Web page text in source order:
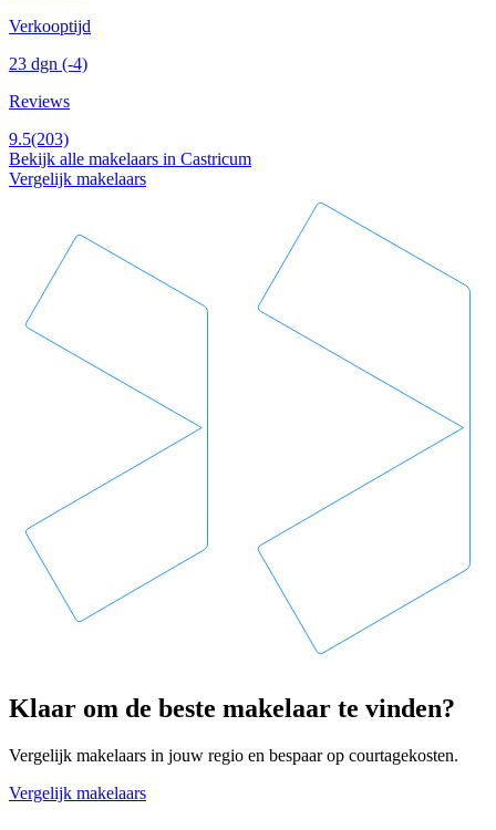
Verkooptijd
23 dgn (-4)
Reviews
9.5(203)
Bekijk alle makelaars in Castricum
Vergelijk makelaars
Klaar om de beste makelaar te vinden?
Vergelijk makelaars in jouw regio en bespaar op courtagekosten.
Vergelijk makelaars